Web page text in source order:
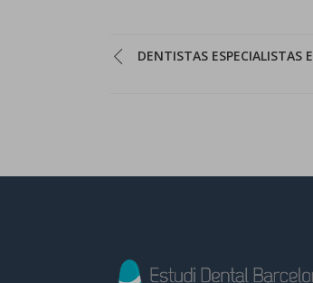
DENTISTAS ESPECIALISTAS